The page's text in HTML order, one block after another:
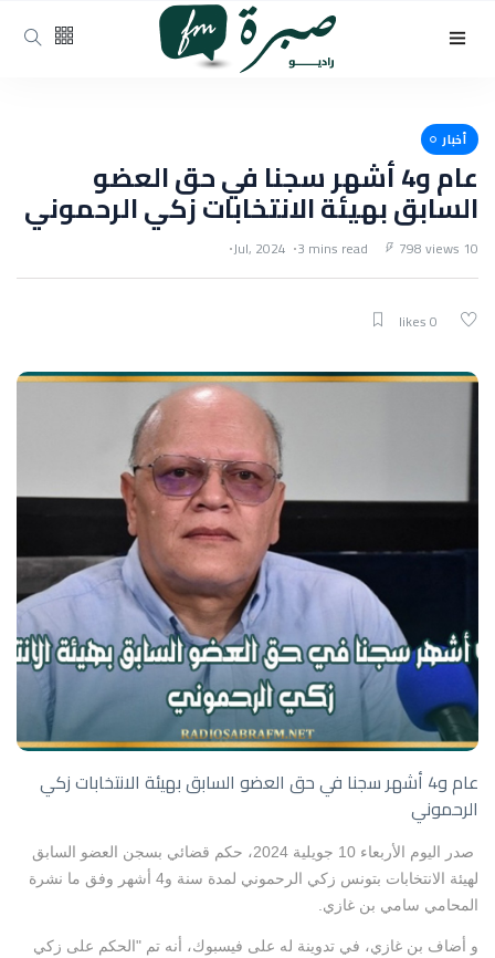
أخبار
عام و4 أشهر سجنا في حق العضو
السابق بهيئة الانتخابات زكي الرحموني
10 Jul, 2024
3 mins read 798 views
عام و4 أشهر سجنا في حق العضو السابق بهيئة الانتخابات زكي
الرحموني
صدر اليوم الأربعاء 10 جويلية 2024، حكم قضائي بسجن العضو السابق
لهيئة الانتخابات بتونس زكي الرحموني لمدة سنة و4 أشهر وفق ما نشرة
المحامي سامي بن غازي.
و أضاف بن غازي، في تدوينة له على فيسبوك، أنه تم "الحكم على زكي